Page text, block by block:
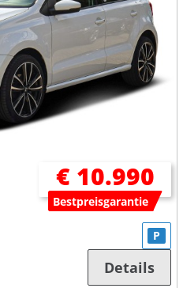
€ 10.990
Bestpreisgarantie
P
Details